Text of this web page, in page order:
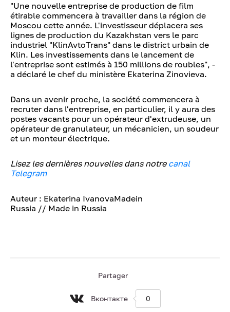
"Une nouvelle entreprise de production de film
étirable commencera à travailler dans la région de
Moscou cette année. L'investisseur déplacera ses
lignes de production du Kazakhstan vers le parc
industriel "KlinAvtoTrans" dans le district urbain de
Klin. Les investissements dans le lancement de
l'entreprise sont estimés à 150 millions de roubles", -
a déclaré le chef du ministère Ekaterina Zinovieva.
Dans un avenir proche, la société commencera à
recruter dans l'entreprise, en particulier, il y aura des
postes vacants pour un opérateur d'extrudeuse, un
opérateur de granulateur, un mécanicien, un soudeur
et un monteur électrique.
Lisez les dernières nouvelles dans notre canal
Telegram
Auteur : Ekaterina IvanovaMadein
Russia // Made in Russia
Partager
Вконтакте 0